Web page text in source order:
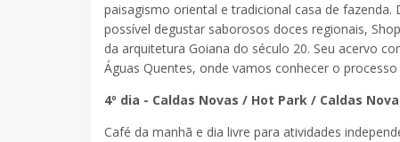
paisagismo oriental e tradicional casa de
possível degustar saborosos doces regionais,
da arquitetura Goiana do século 20. Seu acervo
Águas Quentes, onde vamos conhecer o
4º dia - Caldas Novas / Hot Park / Caldas
Café da manhã e dia livre para atividades